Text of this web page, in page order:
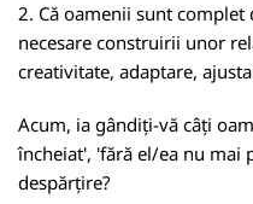
2. Că oamenii sunt
necesare construirii unor
creativitate, adaptare,
Acum, ia gândiți-vă câți
încheiat', 'fără el/ea nu mai
despărțire?